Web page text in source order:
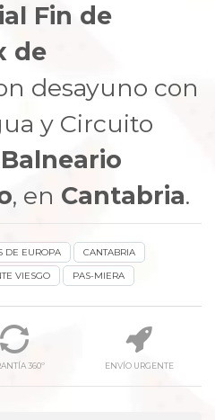
Fin de
de
desayuno con
y Circuito
Balneario
, en Cantabria.
DE EUROPA
CANTABRIA
VIESGO
PAS-MIERA
360º ENVÍO URGENTE